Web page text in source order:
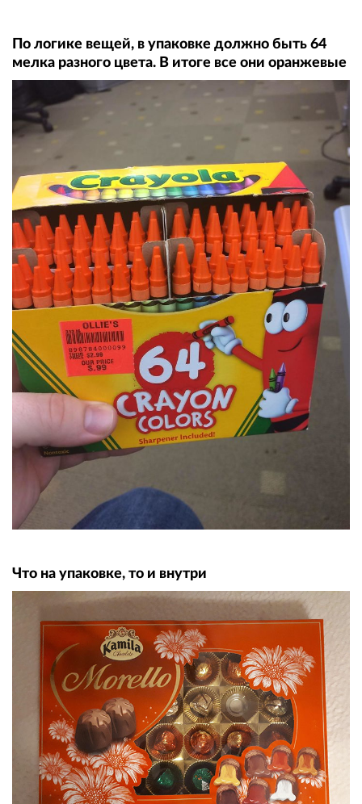
По логике вещей, в упаковке должно быть 64
мелка разного цвета. В итоге все они оранжевые
Что на упаковке, то и внутри